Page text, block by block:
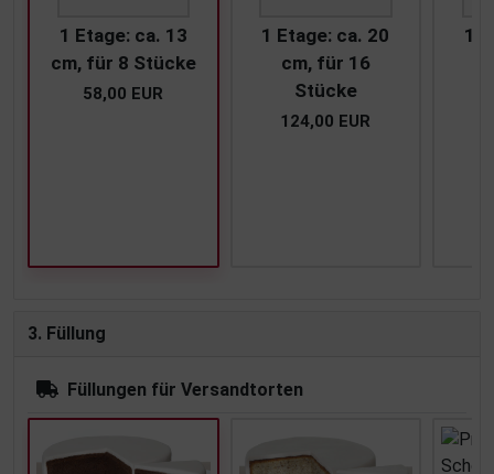
1 Etage: ca. 13
cm, für 8 Stücke
58,00 EUR
1 Etage: ca. 20
cm, für 16
Stücke
124,00 EUR
1
3. Füllung
Füllungen für Versandtorten